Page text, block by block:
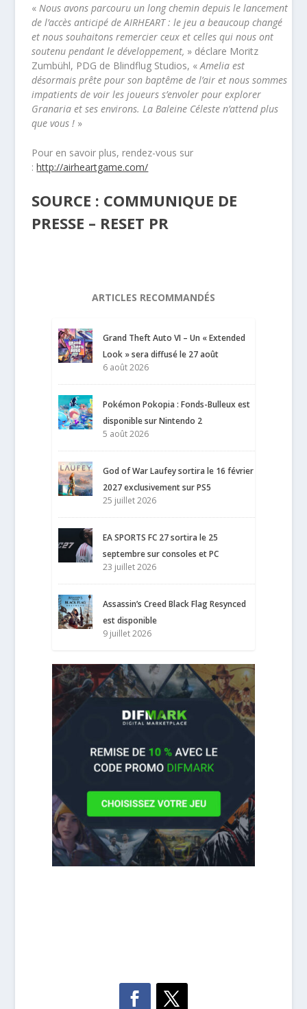
« Nous avons parcouru un long chemin depuis le lancement
de l’accès anticipé de AIRHEART : le jeu a beaucoup changé
et nous souhaitons remercier ceux et celles qui nous ont
soutenu pendant le développement, » déclare Moritz
Zumbühl, PDG de Blindflug Studios, «Amelia est
désormais prête pour son baptême de l’air et nous sommes
impatients de voir les joueurs s’envoler pour explorer
Granaria et ses environs. La Baleine Céleste n’attend plus
que vous ! »
Pour en savoir plus, rendez-vous sur
:http://airheartgame.com/
SOURCE : COMMUNIQUE DE
PRESSE – RESET PR
ARTICLES RECOMMANDÉS
Grand Theft Auto VI – Un « Extended
Look » sera diffusé le 27 août
6 août 2026
Pokémon Pokopia : Fonds-Bulleux est
disponible sur Nintendo 2
5 août 2026
God of War Laufey sortira le 16 février
2027 exclusivement sur PS5
25 juillet 2026
EA SPORTS FC 27 sortira le 25
septembre sur consoles et PC
23 juillet 2026
Assassin’s Creed Black Flag Resynced
est disponible
9 juillet 2026